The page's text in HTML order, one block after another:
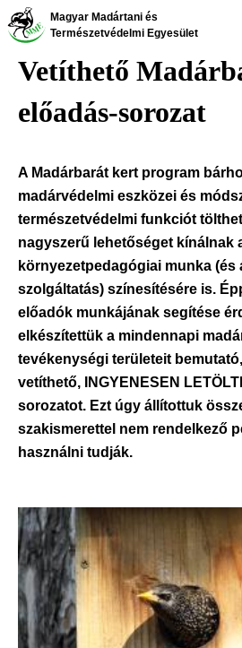
Ugrás
tartalomra
Magyar Madártani és
Természetvédelmi Egyesület
Vetíthető
előadás-sorozat
A Madárbarát kert program
madárvédelmi eszközei és
természetvédelmi funkciót
nagyszerű lehetőséget kínálnak
környezetpedagógiai munka (és
szolgáltatás) színesítésére is.
előadók munkájának segítése
elkészítettük a mindennapi
tevékenységi területeit
vetíthető, INGYENESEN
sorozatot. Ezt úgy állítottuk
szakismerettel nem rendelkező
használni tudják.